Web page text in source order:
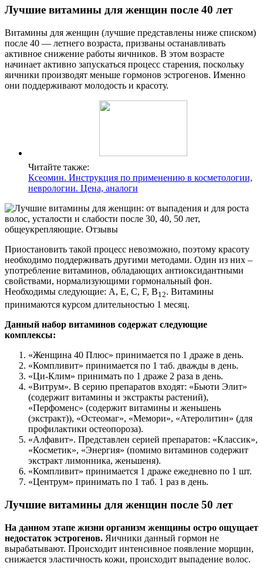
Лучшие витамины для женщин после 40 лет
Витамины для женщин (лучшие представлены ниже списком)
после 40 — летнего возраста, призваны останавливать
активное снижение работы яичников. В этом возрасте
начинает активно запускаться процесс старения, поскольку
яичники производят меньше гормонов эстрогенов. Именно
они поддерживают молодость и красоту.
Читайте также:
Ксеомин. Инструкция по применению в косметологии,
неврологии. Цена, аналоги
Приостановить такой процесс невозможно, поэтому красоту
необходимо поддерживать другими методами. Один из них –
употребление витаминов, обладающих антиоксидантными
свойствами, нормализующими гормональный фон.
Необходимы следующие: А, Е, С, F, В12. Витамины
принимаются курсом длительностью 1 месяц.
Данный набор витаминов содержат следующие
комплексы:
«Женщина 40 Плюс» принимается по 1 драже в день.
«Компливит» принимается по 1 таб. дважды в день.
«Ци-Клим» принимать по 1 драже 2 раза в день.
«Витрум». В серию препаратов входят: «Бьюти Элит»
(содержит витамины и экстракты растений),
«Перфоменс» (содержит витамины и женьшень
(экстракт)), «Остеомаг», «Мемори», «Атеролитин» (для
профилактики остеопороза).
«Алфавит». Представлен серией препаратов: «Классик»,
«Косметик», «Энергия» (помимо витаминов содержит
экстракт лимонника, женьшеня).
«Компливит» принимается 1 драже ежедневно по 1 шт.
«Центрум» принимать по 1 таб. 1 раз в день.
Лучшие витамины для женщин после 50 лет
На данном этапе жизни организм женщины остро ощущает
недостаток эстрогенов. Яичники данный гормон не
вырабатывают. Происходит интенсивное появление морщин,
снижается эластичность кожи, происходит выпадение волос.